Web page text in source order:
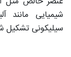
شیمیایی مانند
سیلیکونی تشکیل